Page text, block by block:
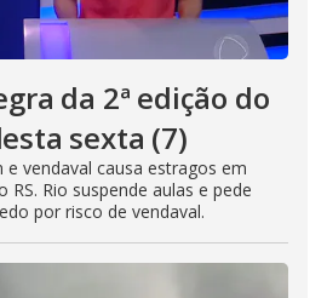
da 2ª edição do
sexta (7)
vendaval causa estragos em
RS. Rio suspende aulas e pede
por risco de vendaval.